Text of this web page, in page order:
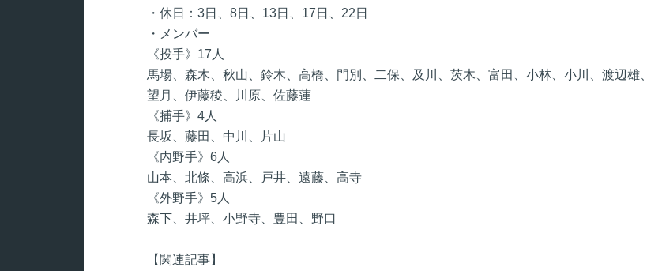
・休日：3日、8日、13日、17日、22日
・メンバー
《投手》17人
馬場、森木、秋山、鈴木、高橋、門別、二保、及川、茨木、富田、小林、小川、渡辺雄、
望月、伊藤稜、川原、佐藤蓮
《捕手》4人
長坂、藤田、中川、片山
《内野手》6人
山本、北條、高浜、戸井、遠藤、高寺
《外野手》5人
森下、井坪、小野寺、豊田、野口
【関連記事】